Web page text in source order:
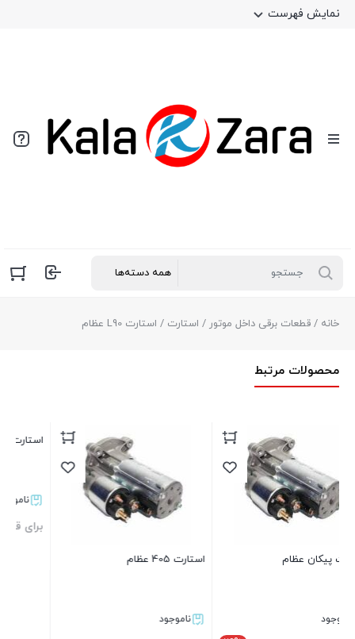
نمایش فهرست
خانه / قطعات برقی داخل موتور / استارت / استارت L90 عظام
محصولات مرتبط
استارت 405 عظام
استارت پیکان عظام
ناموجود
برای قیمت تماس بگیرید